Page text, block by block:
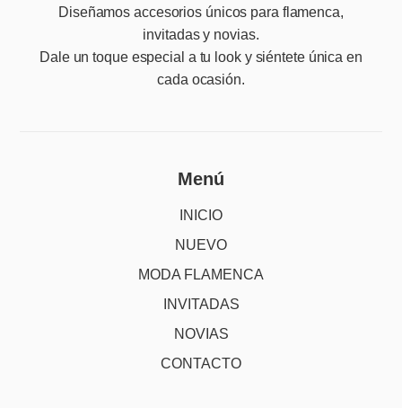
Diseñamos accesorios únicos para flamenca,
invitadas y novias.
Dale un toque especial a tu look y siéntete única en
cada ocasión.
Menú
INICIO
NUEVO
MODA FLAMENCA
INVITADAS
NOVIAS
CONTACTO